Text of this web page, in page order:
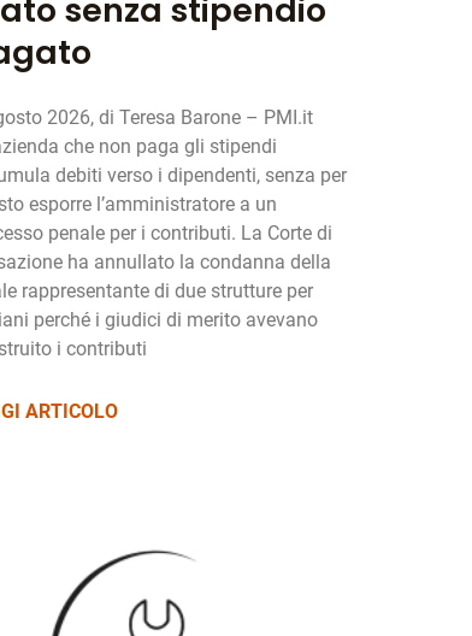
senza stipendio
2026, di Teresa Barone – PMI.it
che non paga gli stipendi
debiti verso i dipendenti, senza per
esporre l’amministratore a un
penale per i contributi. La Corte di
ha annullato la condanna della
rappresentante di due strutture per
perché i giudici di merito avevano
i contributi
ARTICOLO